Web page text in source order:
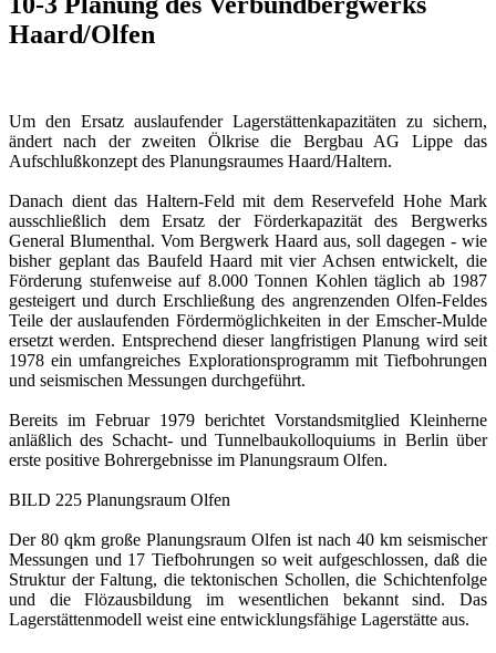
Haard/Olfen
Um den Ersatz auslaufender Lagerstättenkapazitäten zu sichern,
ändert nach der zweiten Ölkrise die Bergbau AG Lippe das
Aufschlußkonzept des Planungsraumes Haard/Haltern.
Danach dient das Haltern-Feld mit dem Reservefeld Hohe Mark
ausschließlich dem Ersatz der Förderkapazität des Bergwerks
General Blumenthal. Vom Bergwerk Haard aus, soll dagegen - wie
bisher geplant das Baufeld Haard mit vier Achsen entwickelt, die
Förderung stufenweise auf 8.000 Tonnen Kohlen täglich ab 1987
gesteigert und durch Erschließung des angrenzenden Olfen-Feldes
Teile der auslaufenden Fördermöglichkeiten in der Emscher-Mulde
ersetzt werden. Entsprechend dieser langfristigen Planung wird seit
1978 ein umfangreiches Explorationsprogramm mit Tiefbohrungen
und seismischen Messungen durchgeführt.
Bereits im Februar 1979 berichtet Vorstandsmitglied Kleinherne
anläßlich des Schacht- und Tunnelbaukolloquiums in Berlin über
erste positive Bohrergebnisse im Planungsraum Olfen.
BILD 225 Planungsraum Olfen
Der 80 qkm große Planungsraum Olfen ist nach 40 km seismischer
Messungen und 17 Tiefbohrungen so weit aufgeschlossen, daß die
Struktur der Faltung, die tektonischen Schollen, die Schichtenfolge
und die Flözausbildung im wesentlichen bekannt sind. Das
Lagerstättenmodell weist eine entwicklungsfähige Lagerstätte aus.